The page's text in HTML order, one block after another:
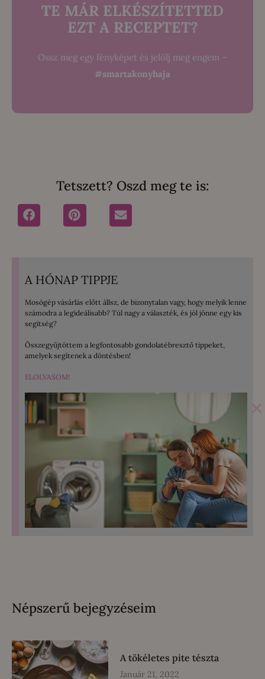
TE MÁR ELKÉSZÍTETTED
EZT A RECEPTET?
Ossz meg egy fényképet és jelölj meg engem –
#smartakonyhaja
Tetszett? Oszd meg te is:
A HÓNAP TIPPJE
Mosógép vásárlás előtt állsz, de bizonytalan vagy, hogy melyik lenne
számodra a legideálisabb? Túl nagy a választék, és jól jönne egy kis
segítség?
Összegyűjtöttem a legfontosabb gondolatébresztő tippeket,
amelyek segítenek a döntésben!
ELOLVASOM!
×
Népszerű bejegyzéseim
A tökéletes pite tészta
Január 21, 2022